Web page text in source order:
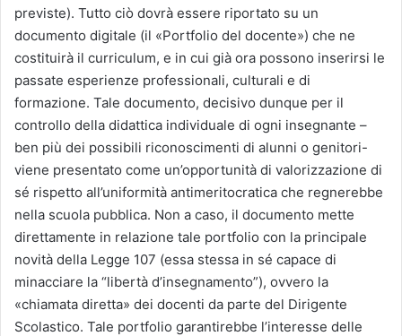
previste). Tutto ciò dovrà essere riportato su un
documento digitale (il «Portfolio del docente») che ne
costituirà il curriculum, e in cui già ora possono inserirsi le
passate esperienze professionali, culturali e di
formazione. Tale documento, decisivo dunque per il
controllo della didattica individuale di ogni insegnante –
ben più dei possibili riconoscimenti di alunni o genitori-
viene presentato come un’opportunità di valorizzazione di
sé rispetto all’uniformità antimeritocratica che regnerebbe
nella scuola pubblica. Non a caso, il documento mette
direttamente in relazione tale portfolio con la principale
novità della Legge 107 (essa stessa in sé capace di
minacciare la “libertà d’insegnamento”), ovvero la
«chiamata diretta» dei docenti da parte del Dirigente
Scolastico. Tale portfolio garantirebbe l’interesse delle